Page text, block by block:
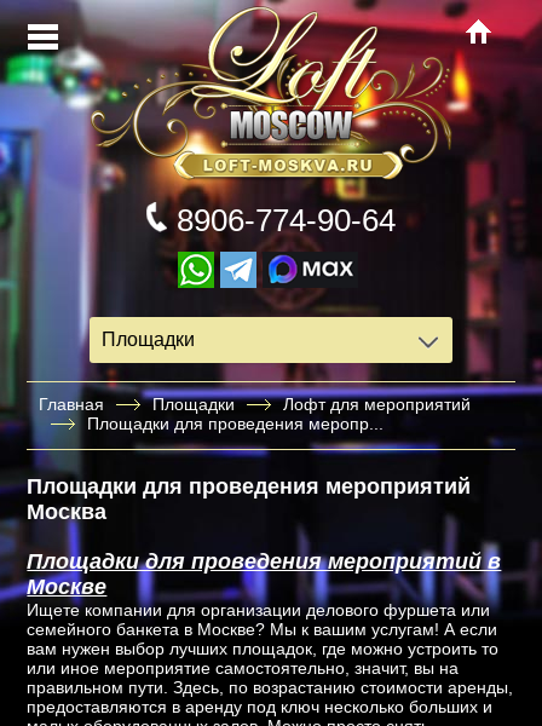
8906-774-90-64
Площадки
Главная Площадки
Лофт для мероприятий
Площадки для проведения меропр...
Площадки для проведения мероприятий
Москва
Площадки для проведения мероприятий в
Москве
Ищете компании для организации делового фуршета или
семейного банкета в Москве? Мы к вашим услугам! А если
вам нужен выбор лучших площадок, где можно устроить то
или иное мероприятие самостоятельно, значит, вы на
правильном пути. Здесь, по возрастанию стоимости аренды,
предоставляются в аренду под ключ несколько больших и